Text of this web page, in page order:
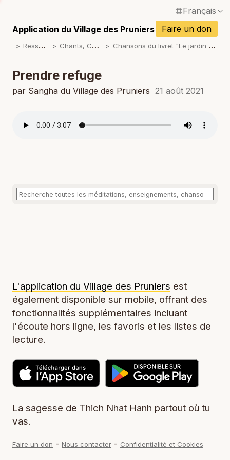
Français
English / Anglais
Español / Espagnol
Italiano / Italien
Tiếng Việt / Vietnamien
Application du Village des Pruniers
Faire un don
R
essources C
hants, Chansons C
hansons du livret "Le jardin de mon coeur"
Prendre refuge
par Sangha du Village des Pruniers 21 août 2021
L'application du Village des Pruniers est
également disponible sur mobile, offrant des
fonctionnalités supplémentaires incluant
l'écoute hors ligne, les favoris et les listes de
lecture.
La sagesse de Thich Nhat Hanh partout où tu
vas.
Faire un don - Nous contacter - Confidentialité et Cookies